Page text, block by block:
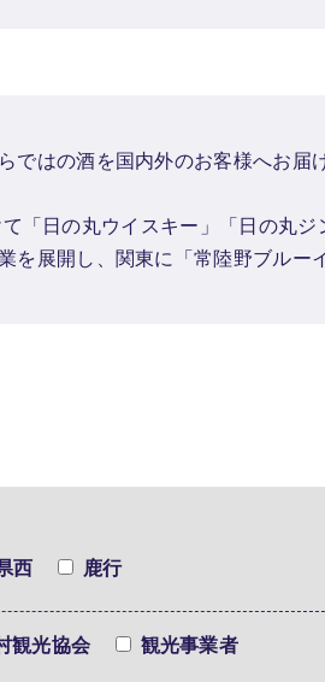
ではの酒を国内外のお客様へお届
「日の丸ウイスキー」「日の丸ジ
展開し、関東に「常陸野ブルー
西 鹿行
観光協会 観光事業者